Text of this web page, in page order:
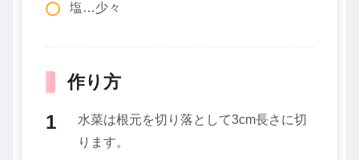
塩…少々
作り方
水菜は根元を切り落として3cm長さに切
ります。